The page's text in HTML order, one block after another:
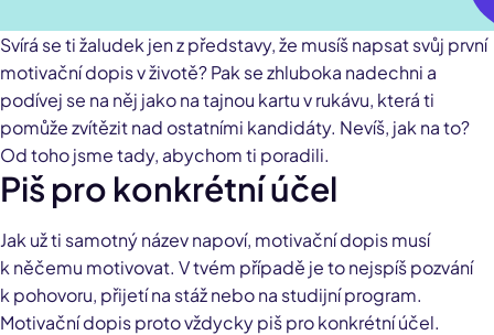
Svírá se ti žaludek jen z představy, že musíš napsat svůj první
motivační dopis v životě? Pak se zhluboka nadechni a
podívej se na něj jako na tajnou kartu v rukávu, která ti
pomůže zvítězit nad ostatními kandidáty. Nevíš, jak na to?
Od toho jsme tady, abychom ti poradili.
Piš pro konkrétní účel
Jak už ti samotný název napoví, motivační dopis musí
k něčemu motivovat. V tvém případě je to nejspíš pozvání
k pohovoru, přijetí na stáž nebo na studijní program.
Motivační dopis proto vždycky piš pro konkrétní účel.